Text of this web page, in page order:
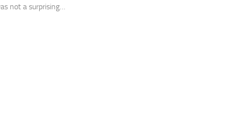
not a surprising…